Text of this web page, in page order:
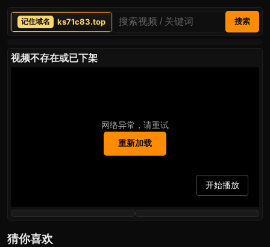
ks71c83.top 搜索
视频不存在或已下架
网络异常，请重试
重新加载
开始播放
猜你喜欢